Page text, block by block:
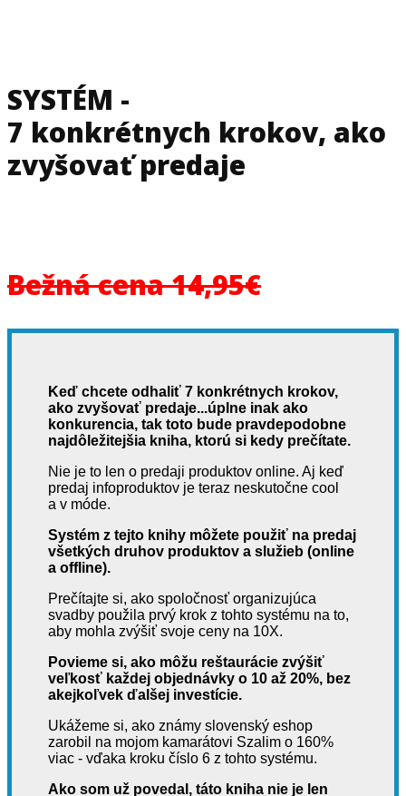
SYSTÉM -
7 konkrétnych krokov, ako
zvyšovať predaje
Bežná cena 14,95€
Keď chcete odhaliť 7 konkrétnych krokov,
ako zvyšovať predaje...úplne inak ako
konkurencia, tak toto bude pravdepodobne
najdôležitejšia kniha, ktorú si kedy prečítate.
Nie je to len o predaji produktov online. Aj keď
predaj infoproduktov je teraz neskutočne cool
a v móde.
Systém z tejto knihy môžete použiť na predaj
všetkých druhov produktov a služieb (online
a offline).
Prečítajte si, ako spoločnosť organizujúca
svadby použila prvý krok z tohto systému na to,
aby mohla zvýšiť svoje ceny na 10X.
Povieme si, ako môžu reštaurácie zvýšiť
veľkosť každej objednávky o 10 až 20%, bez
akejkoľvek ďalšej investície.
Ukážeme si, ako známy slovenský eshop
zarobil na mojom kamarátovi Szalim o 160%
viac - vďaka kroku číslo 6 z tohto systému.
Ako som už povedal, táto kniha nie je len